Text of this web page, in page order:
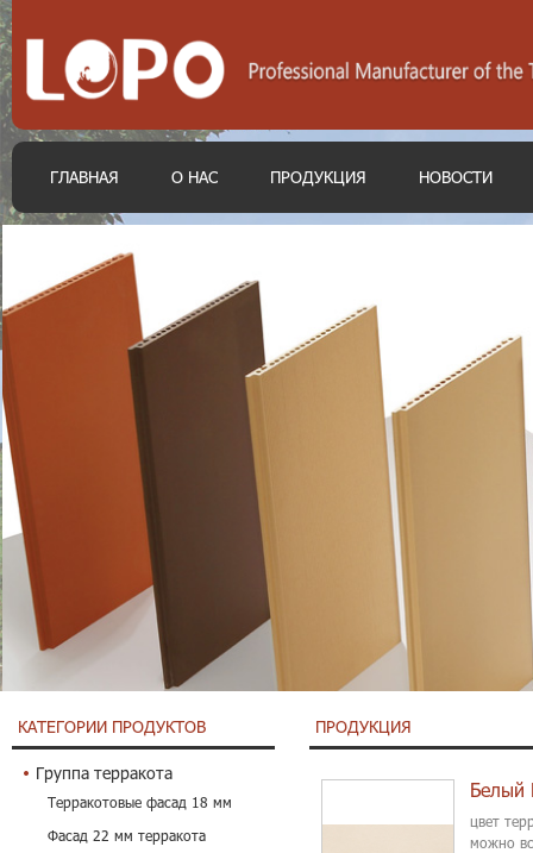
ГЛАВНАЯ О НАС ПРОДУКЦИЯ НОВОСТИ
КАТЕГОРИИ ПРОДУКТОВ
Группа терракота
Терракотовые фасад 18 мм
Фасад 22 мм терракота
ПРОДУКЦИЯ
Белый
цвет
можно